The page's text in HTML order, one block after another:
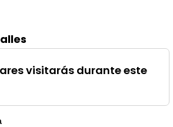
visitarás durante este